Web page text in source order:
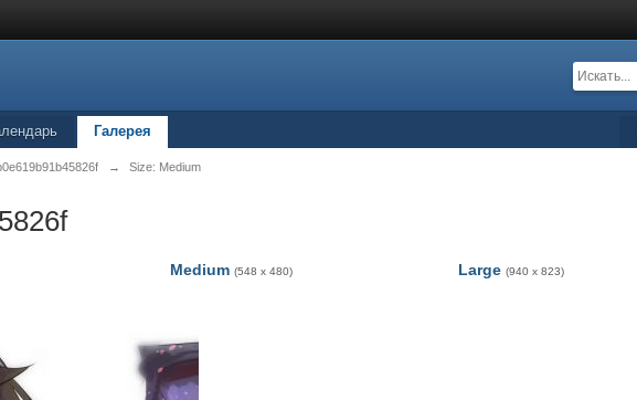
Галерея
→ Size: Medium
Medium (548 x 480) Large (940 x 823)